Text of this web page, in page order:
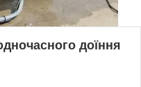
доїння